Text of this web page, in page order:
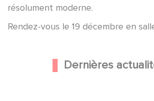
résolument moderne.
Rendez-vous le 19 décembre en
Dernières